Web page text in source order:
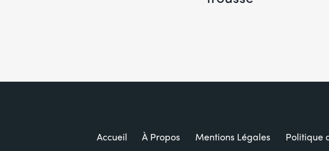
Accueil À Propos Mentions Légales Politique